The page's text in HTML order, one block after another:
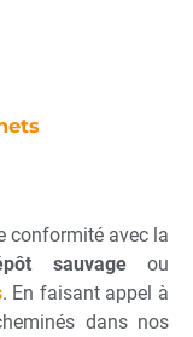
conformité avec la
sauvageou
. En faisant appel à
dans nos